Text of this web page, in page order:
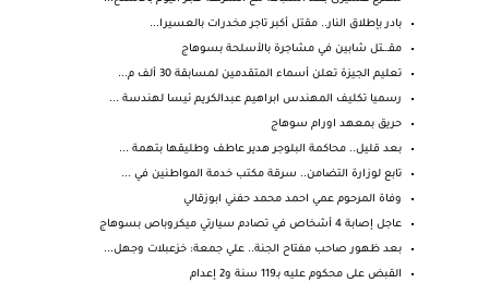
بادر بإطلاق النار.. مقتل أكبر تاجر مخدرات بالعسيرا...
مقـ.ـتل شابين في مشاجرة بالأسلحة بسوهاج
تعليم الجيزة تعلن أسماء المتقدمين لمسابقة 30 ألف م...
رسميا تكليف المهندس ابراهيم عبدالكريم ئيسا لهندسة ...
حريق بمعهد اورام سوهاج
بعد قليل.. محاكمة البلوجر هدير عاطف وطليقها بتهمة ...
تابع لوزارة التضامن.. سرقة مكتب خدمة المواطنين في ...
وفاة المرحوم عمي احمد محمد حفني ابوزقالي
عاجل إصابة 4 أشخاص في تصادم سيارتي ميكروباص بسوهاج
بعد ظهور صاحب مفتاح الجنة.. علي جمعة: خزعبلات وجهل...
القبض على محكوم عليه بـ119 سنة و2 إعدام